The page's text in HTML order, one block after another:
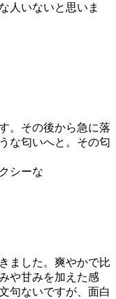
人いないと思いま
。その後から急に落
な匂いへと。その匂
シーな
ました。爽やかで比
や甘みを加えた感
句ないですが、面白